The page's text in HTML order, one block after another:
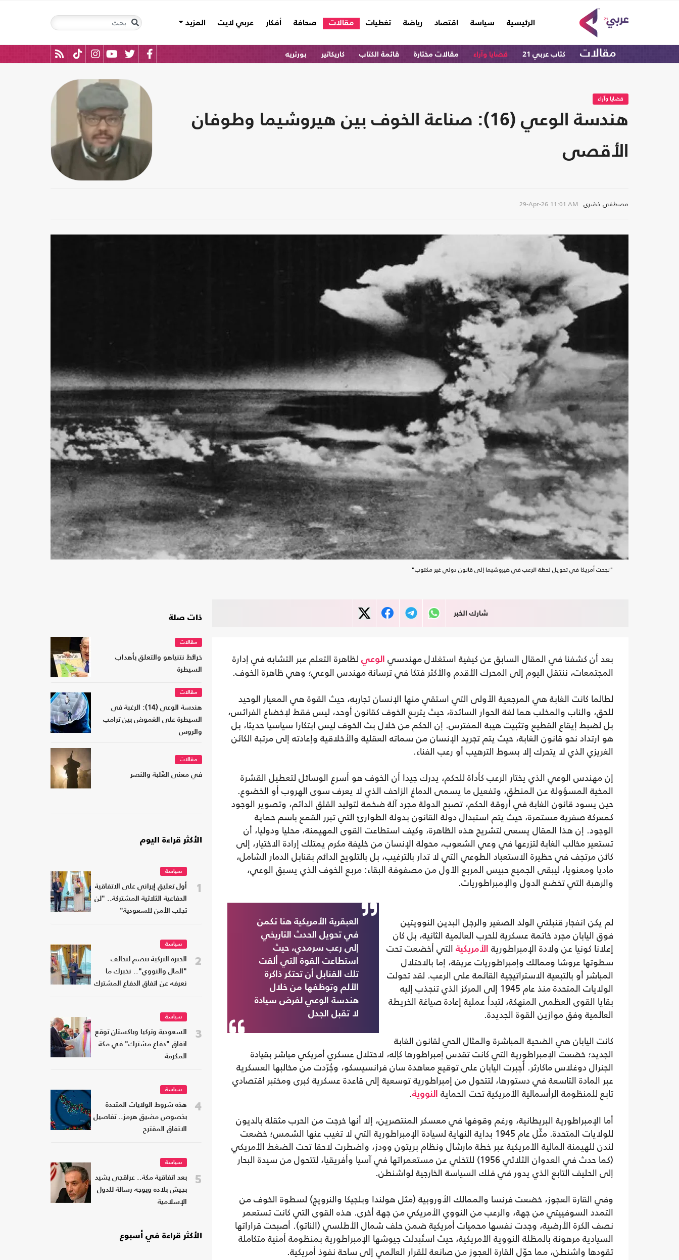
الرئيسية
(current) سياسة اقتصاد رياضة تغطيات مقالات صحافة أفكار عربي لايت المزيد
مقالات كتاب عربي 21 قضايا وآراء مقالات مختارة قائمة الكتاب كاريكاتير بورتريه
قضايا وآراء
هندسة الوعي (16): صناعة الخوف بين هيروشيما وطوفان
الأقصى
مصطفى خضري 29-Apr-26 11:01 AM
"نجحت أمريكا في تحويل لحظة الرعب في هيروشيما إلى قانون دولي غير مكتوب"
شارك الخبر
بعد أن كشفنا في المقال السابق عن كيفية استغلال مهندسي الوعي لظاهرة التعلم عبر التشابه في إدارة
المجتمعات، ننتقل اليوم إلى المحرك الأقدم والأكثر فتكا في ترسانة مهندس الوعي؛ وهي ظاهرة الخوف.
لطالما كانت الغابة هي المرجعية الأولى التي استقي منها الإنسان تجاربه، حيث القوة هي المعيار الوحيد
للحق، والناب والمخلب هما لغة الحوار السائدة، حيث يتربع الخوف كقانون أوحد، ليس فقط لإخضاع الفرائس،
بل لضبط إيقاع القطيع وتثبيت هيبة المفترس. إن الحكم من خلال بث الخوف ليس ابتكارا سياسيا حديثا، بل
هو ارتداد نحو قانون الغابة، حيث يتم تجريد الإنسان من سماته العقلية والأخلاقية وإعادته إلى مرتبة الكائن
الغريزي الذي لا يتحرك إلا بسوط الترهيب أو رعب الفناء.
إن مهندس الوعي الذي يختار الرعب كأداة للحكم، يدرك جيدا أن الخوف هو أسرع الوسائل لتعطيل القشرة
المخية المسؤولة عن المنطق، وتفعيل ما يسمى الدماغ الزاحف الذي لا يعرف سوى الهروب أو الخضوع.
حين يسود قانون الغابة في أروقة الحكم، تصبح الدولة مجرد آلة ضخمة لتوليد القلق الدائم، وتصوير الوجود
كمعركة صفرية مستمرة، حيث يتم استبدال دولة القانون بدولة الطوارئ التي تبرر القمع باسم حماية
الوجود. إن هذا المقال يسعى لتشريح هذه الظاهرة، وكيف استطاعت القوى المهيمنة، محليا ودوليا، أن
تستعير مخالب الغابة لتزرعها في وعي الشعوب، محولة الإنسان من خليفة مكرم يمتلك إرادة الاختيار، إلى
كائن مرتجف في حظيرة الاستعباد الطوعي التي لا تدار بالترغيب، بل بالتلويح الدائم بقنابل الدمار الشامل،
ماديا ومعنويا، ليبقى الجميع حبيس المربع الأول من مصفوفة البقاء: مربع الخوف الذي يسبق الوعي،
والرهبة التي تخضع الدول والإمبراطوريات.
العبقرية الأمريكية هنا تكمن
في تحويل الحدث التاريخي
إلى رعب سرمدي، حيث
استطاعت القوة التي ألقت
تلك القنابل أن تحتكر ذاكرة
الألم وتوظفها من خلال
هندسة الوعي لفرض سيادة
لا تقبل الجدل
لم يكن انفجار قنبلتي الولد الصغير والرجل البدين النوويتين
فوق اليابان مجرد خاتمة عسكرية للحرب العالمية الثانية، بل كان
إعلانا كونيا عن ولادة الإمبراطورية
الأمريكية التي أخضعت تحت
سطوتها عروشا وممالك وإمبراطوريات عريقة، إما بالاحتلال
المباشر أو بالتبعية الاستراتيجية القائمة على الرعب. لقد تحولت
الولايات المتحدة منذ عام 1945 إلى المركز الذي تنجذب إليه
بقايا القوى العظمى المنهكة، لتبدأ عملية إعادة صياغة الخريطة
العالمية وفق موازين القوة الجديدة.
كانت اليابان هي الضحية المباشرة والمثال الحي لقانون الغابة
الجديد؛ خضعت الإمبراطورية التي كانت تقدس إمبراطورها كإله، لاحتلال عسكري أمريكي مباشر بقيادة
الجنرال دوغلاس ماكارثر. أُجبرت اليابان على توقيع معاهدة سان فرانسيسكو، وجُرّدت من مخالبها العسكرية
عبر المادة التاسعة في دستورها، لتتحول من إمبراطورية توسعية إلى قاعدة عسكرية كبرى ومختبر اقتصادي
تابع للمنظومة الرأسمالية الأمريكية تحت الحماية
النووية.
أما الإمبراطورية البريطانية، ورغم وقوفها في معسكر المنتصرين، إلا أنها خرجت من الحرب مثقلة بالديون
للولايات المتحدة. مثّل عام 1945 بداية النهاية لسيادة الإمبراطورية التي لا تغيب عنها الشمس؛ خضعت
لندن للهيمنة المالية الأمريكية عبر خطة مارشال ونظام بريتون وودز، واضطرت لاحقا تحت الضغط الأمريكي
(كما حدث في العدوان الثلاثي 1956) للتخلي عن مستعمراتها في آسيا وأفريقيا، لتتحول من سيدة البحار
إلى الحليف التابع الذي يدور في فلك السياسة الخارجية لواشنطن.
وفي القارة العجوز، خضعت فرنسا والممالك الأوروبية (مثل هولندا وبلجيكا والنرويج) لسطوة الخوف من
التمدد السوفييتي من جهة، والرعب من النووي الأمريكي من جهة أخرى. هذه القوى التي كانت تستعمر
نصف الكرة الأرضية، وجدت نفسها محميات أمريكية ضمن حلف شمال الأطلسي (الناتو). أصبحت قراراتها
السيادية مرهونة بالمظلة النووية الأمريكية، حيث استُبدلت جيوشها الإمبراطورية بمنظومة أمنية متكاملة
تقودها واشنطن، مما حوّل القارة العجوز من صانعة للقرار العالمي إلى ساحة نفوذ أمريكية.
ذات صلة
مقالات
خرائط نتنياهو والتعلق بأهداب
السيطرة
مقالات
هندسة الوعي (14): الرغبة في
السيطرة على الغموض بين ترامب
والروس
مقالات
في معنى الغَلَبة والنصر
الأكثر قراءة اليوم
1
سياسة
أول تعليق إيراني على الاتفاقية
الدفاعية الثلاثية المشتركة.. "لن
تجلب الأمن للسعودية"
2
سياسة
الخبرة التركية تنضم لتحالف
"المال والنووي".. نخبرك ما
نعرفه عن اتفاق الدفاع المشترك
3
سياسة
السعودية وتركيا وباكستان توقع
اتفاق "دفاع مشترك" في مكة
المكرمة
4
سياسة
هذه شروط الولايات المتحدة
بخصوص مضيق هرمز.. تفاصيل
الاتفاق المقترح
5
سياسة
بعد اتفاقية مكة.. عراقجي يشيد
بجيش بلاده ويوجه رسالة للدول
الإسلامية
الأكثر قراءة في أسبوع